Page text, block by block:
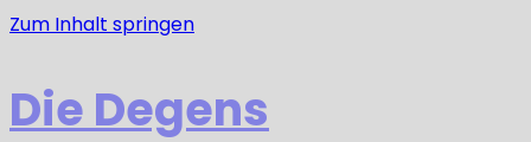
Zum Inhalt springen
Die Degens